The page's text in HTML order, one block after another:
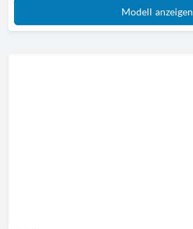
Modell anzeigen